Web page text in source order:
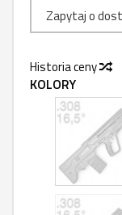
Zapytaj o
Historia ceny
KOLORY